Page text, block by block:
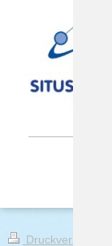
Druckversion